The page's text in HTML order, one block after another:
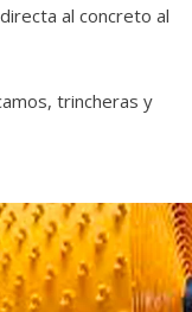
al concreto al
trincheras y